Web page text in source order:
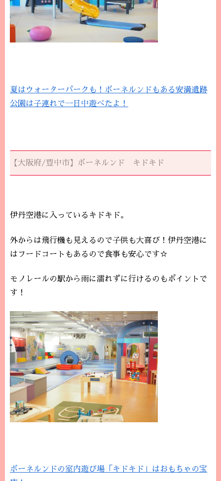
夏はウォーターパークも！ボーネルンドもある安満遺跡
公園は子連れで一日中遊べたよ！
【大阪府/豊中市】ボーネルンド キドキド
伊丹空港に入っているキドキド。
外からは飛行機も見えるので子供も大喜び！伊丹空港に
はフードコートもあるので食事も安心です☆
モノレールの駅から雨に濡れずに行けるのもポイントで
す！
ボーネルンドの室内遊び場「キドキド」はおもちゃの宝